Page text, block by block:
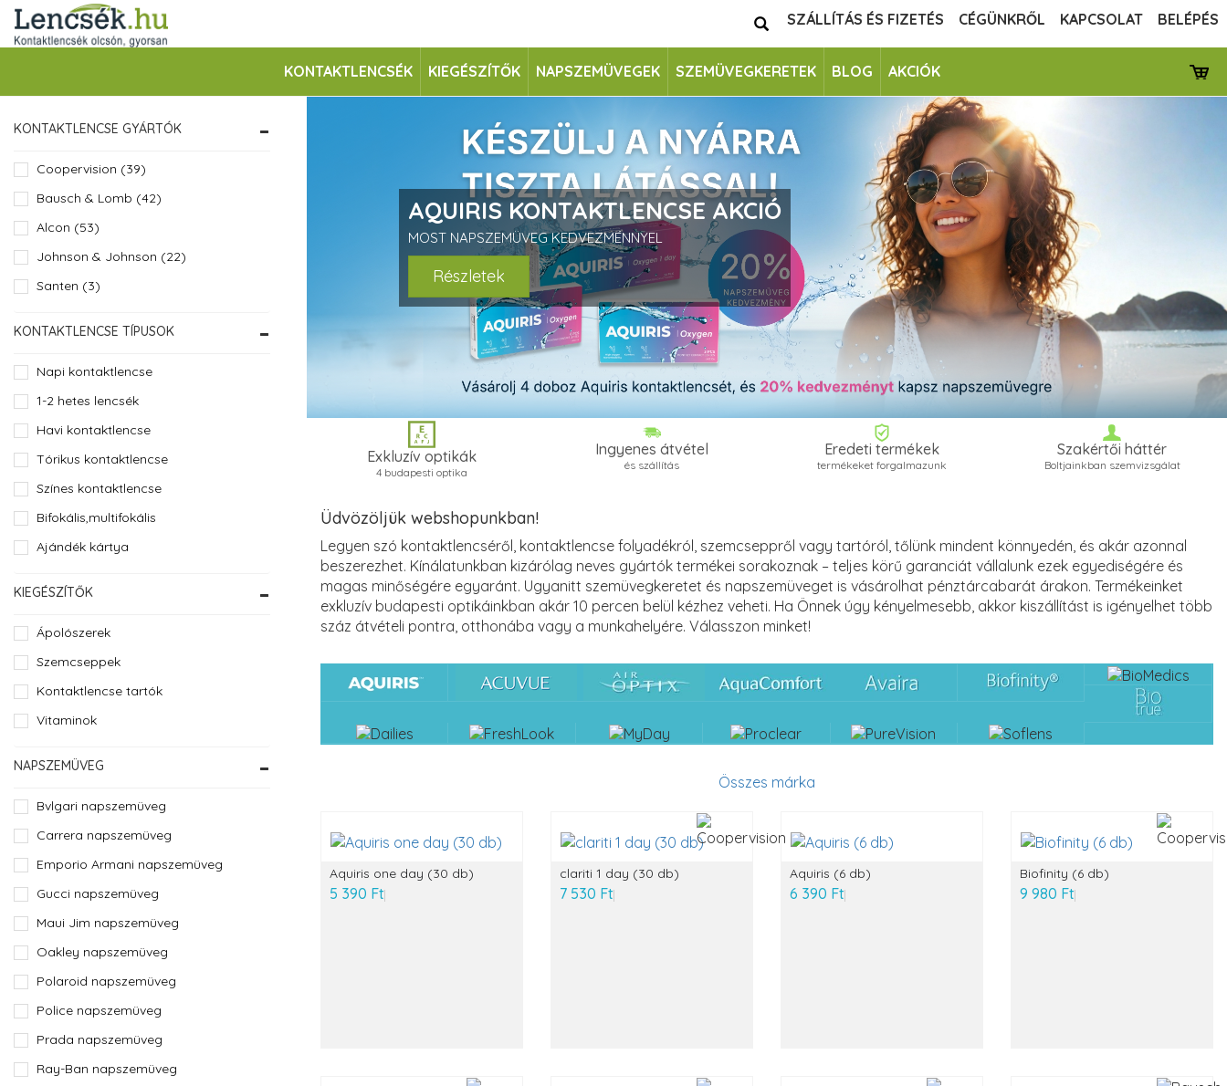
SZÁLLÍTÁS ÉS FIZETÉS CÉGÜNKRŐL KAPCSOLAT BELÉPÉS
KONTAKTLENCSÉK KIEGÉSZÍTŐK NAPSZEMÜVEGEK SZEMÜVEGKERETEK BLOG AKCIÓK
KONTAKTLENCSE GYÁRTÓK
Coopervision (39)
Bausch & Lomb (42)
Alcon (53)
Johnson & Johnson (22)
Santen (3)
KONTAKTLENCSE TÍPUSOK
Napi kontaktlencse
1-2 hetes lencsék
Havi kontaktlencse
Tórikus kontaktlencse
Színes kontaktlencse
Bifokális,multifokális
Ajándék kártya
KIEGÉSZÍTŐK
Ápolószerek
Szemcseppek
Kontaktlencse tartók
Vitaminok
NAPSZEMÜVEG
Bvlgari napszemüveg
Carrera napszemüveg
Emporio Armani napszemüveg
Gucci napszemüveg
Maui Jim napszemüveg
Oakley napszemüveg
Polaroid napszemüveg
Police napszemüveg
Prada napszemüveg
Ray-Ban napszemüveg
AQUIRIS KONTAKTLENCSE AKCIÓ
MOST NAPSZEMÜVEG KEDVEZMÉNNYEL
Részletek
Exkluzív optikák
4 budapesti optika
Ingyenes átvétel
és szállítás
Eredeti termékek
termékeket forgalmazunk
Szakértői háttér
Boltjainkban szemvizsgálat
Üdvözöljük webshopunkban!
Legyen szó kontaktlencséről, kontaktlencse folyadékról, szemcseppről vagy tartóról, tőlünk mindent könnyedén, és akár azonnal
beszerezhet. Kínálatunkban kizárólag neves gyártók termékei sorakoznak – teljes körű garanciát vállalunk ezek egyediségére és
magas minőségére egyaránt. Ugyanitt szemüvegkeretet és napszemüveget is vásárolhat pénztárcabarát árakon. Termékeinket
exkluzív budapesti optikáinkban akár 10 percen belül kézhez veheti. Ha Önnek úgy kényelmesebb, akkor kiszállítást is igényelhet több
száz átvételi pontra, otthonába vagy a munkahelyére. Válasszon minket!
Összes márka
Aquiris one day (30 db)
5 390 Ft
clariti 1 day (30 db)
7 530 Ft
Aquiris (6 db)
6 390 Ft
Biofinity (6 db)
9 980 Ft